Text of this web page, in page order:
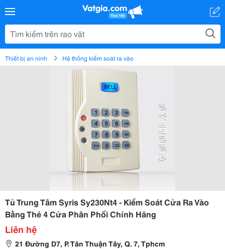
Thiết bị an ninh Hệ thống kiểm soát ra vào
Tủ Trung Tâm Syris Sy230Nt4 - Kiểm Soát Cửa Ra Vào
Bằng Thẻ 4 Cửa Phân Phối Chính Hãng
Liên hệ
21 Đường D7, P. Tân Thuận Tây, Q. 7, Tphcm